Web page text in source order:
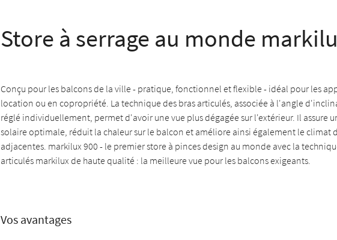
Store à serrage au monde
Conçu pour les balcons de la ville - pratique, fonctionnel et flexible - idéal pour les
location ou en copropriété. La technique des bras articulés, associée à l'angle
réglé individuellement, permet d'avoir une vue plus dégagée sur l'extérieur. Il assure
solaire optimale, réduit la chaleur sur le balcon et améliore ainsi également le climat
adjacentes. markilux 900 - le premier store à pinces design au monde avec la
articulés markilux de haute qualité : la meilleure vue pour les balcons exigeants.
Vos avantages